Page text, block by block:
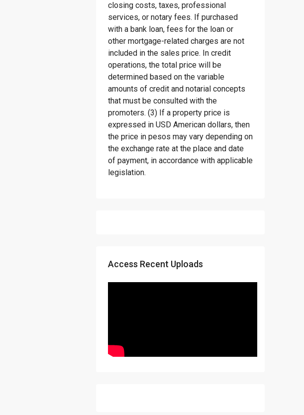
closing costs, taxes, professional
services, or notary fees. If purchased
with a bank loan, fees for the loan or
other mortgage-related charges are not
included in the sales price. In credit
operations, the total price will be
determined based on the variable
amounts of credit and notarial concepts
that must be consulted with the
promoters. (3) If a property price is
expressed in USD American dollars, then
the price in pesos may vary depending on
the exchange rate at the place and date
of payment, in accordance with applicable
legislation.
Access Recent Uploads